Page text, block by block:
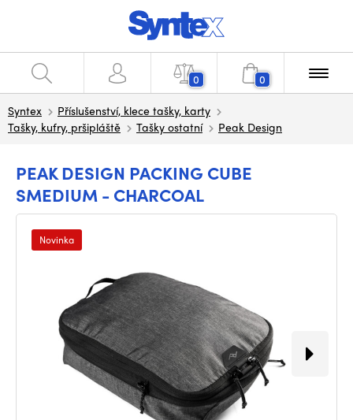
0 0
Syntex
Příslušenství, klece tašky, karty
Tašky, kufry, pršipláště
Tašky ostatní Peak Design
PEAK DESIGN PACKING CUBE
SMEDIUM - CHARCOAL
Novinka